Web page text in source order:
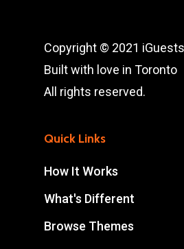
Copyright © 2021
Built with love in Toronto
All rights reserved.
Quick Links
How It Works
What's Different
Browse Themes